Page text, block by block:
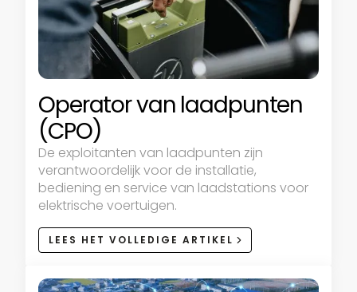
Operator van laadpunten
(CPO)
De exploitanten van laadpunten zijn
verantwoordelijk voor de installatie,
bediening en service van laadstations voor
elektrische voertuigen.
LEES HET VOLLEDIGE ARTIKEL